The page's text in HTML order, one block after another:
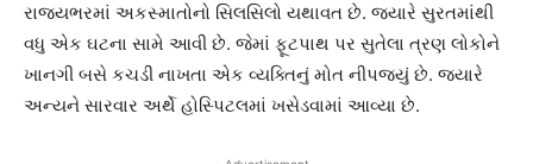
રાજ્યભરમાં અકસ્માતોનો સિલસિલો યથાવત છે. જયારે સુરતમાંથી
વધુ એક ઘટના સામે આવી છે. જેમાં ફૂટપાથ પર સુતેલા ત્રણ લોકોને
ખાનગી બસે કચડી નાખતા એક વ્યક્તિનું મોત નીપજ્યું છે. જયારે
અન્યને સારવાર અર્થે હોસ્પિટલમાં ખસેડવામાં આવ્યા છે.